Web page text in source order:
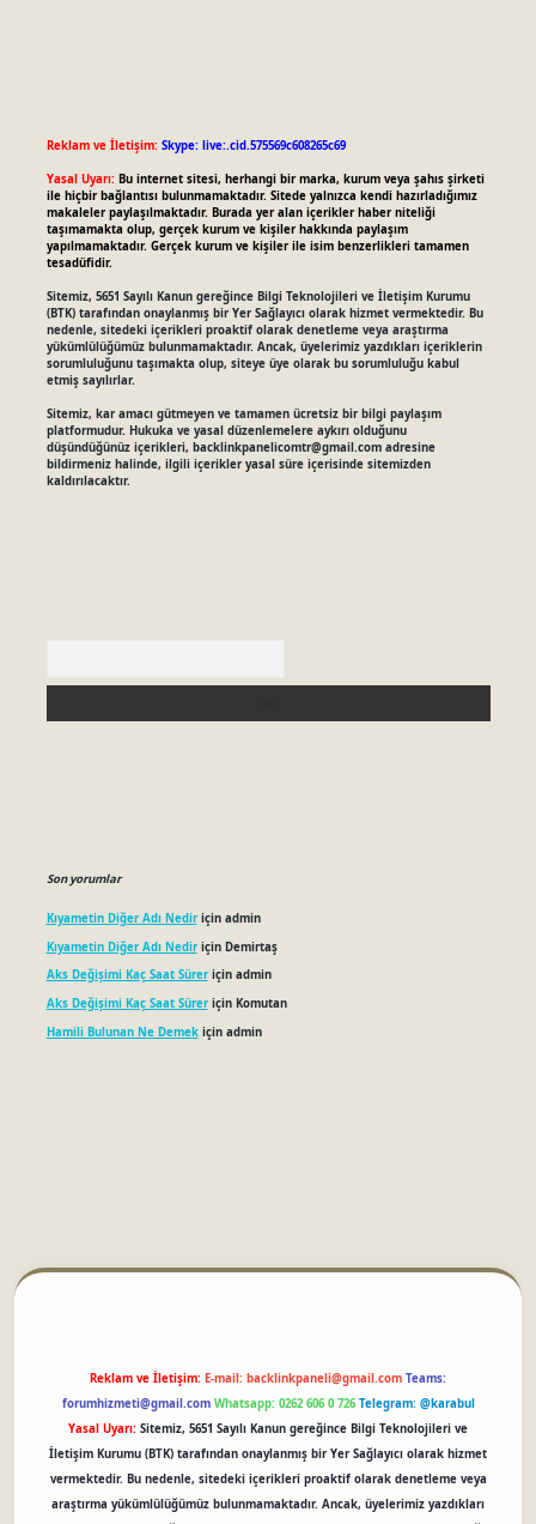
Reklam ve İletişim: Skype: live:.cid.575569c608265c69
Yasal Uyarı: Bu internet sitesi, herhangi bir marka, kurum veya şahıs şirketi
ile hiçbir bağlantısı bulunmamaktadır. Sitede yalnızca kendi hazırladığımız
makaleler paylaşılmaktadır. Burada yer alan içerikler haber niteliği
taşımamakta olup, gerçek kurum ve kişiler hakkında paylaşım
yapılmamaktadır. Gerçek kurum ve kişiler ile isim benzerlikleri tamamen
tesadüfidir.
Sitemiz, 5651 Sayılı Kanun gereğince Bilgi Teknolojileri ve İletişim Kurumu
(BTK) tarafından onaylanmış bir Yer Sağlayıcı olarak hizmet vermektedir. Bu
nedenle, sitedeki içerikleri proaktif olarak denetleme veya araştırma
yükümlülüğümüz bulunmamaktadır. Ancak, üyelerimiz yazdıkları içeriklerin
sorumluluğunu taşımakta olup, siteye üye olarak bu sorumluluğu kabul
etmiş sayılırlar.
Sitemiz, kar amacı gütmeyen ve tamamen ücretsiz bir bilgi paylaşım
platformudur. Hukuka ve yasal düzenlemelere aykırı olduğunu
düşündüğünüz içerikleri, backlinkpanelicomtr@gmail.comadresine
bildirmeniz halinde, ilgili içerikler yasal süre içerisinde sitemizden
kaldırılacaktır.
Son yorumlar
Kıyametin Diğer Adı Nediriçin admin
Kıyametin Diğer Adı Nediriçin Demirtaş
Aks Değişimi Kaç Saat Süreriçin admin
Aks Değişimi Kaç Saat Süreriçin Komutan
Hamili Bulunan Ne Demekiçin admin
Reklam ve İletişim: E-mail: backlinkpaneli@gmail.com Teams:
forumhizmeti@gmail.com Whatsapp: 0262 606 0 726 Telegram: @karabul
Yasal Uyarı: Sitemiz, 5651 Sayılı Kanun gereğince Bilgi Teknolojileri ve
İletişim Kurumu (BTK) tarafından onaylanmış bir Yer Sağlayıcı olarak hizmet
vermektedir. Bu nedenle, sitedeki içerikleri proaktif olarak denetleme veya
araştırma yükümlülüğümüz bulunmamaktadır. Ancak, üyelerimiz yazdıkları